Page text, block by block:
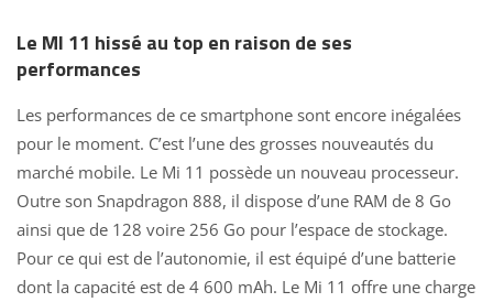
Le MI 11 hissé au top en raison de ses
performances
Les performances de ce smartphone sont encore inégalées
pour le moment. C’est l’une des grosses nouveautés du
marché mobile. Le Mi 11 possède un nouveau processeur.
Outre son Snapdragon 888, il dispose d’une RAM de 8 Go
ainsi que de 128 voire 256 Go pour l’espace de stockage.
Pour ce qui est de l’autonomie, il est équipé d’une batterie
dont la capacité est de 4 600 mAh. Le Mi 11 offre une charge